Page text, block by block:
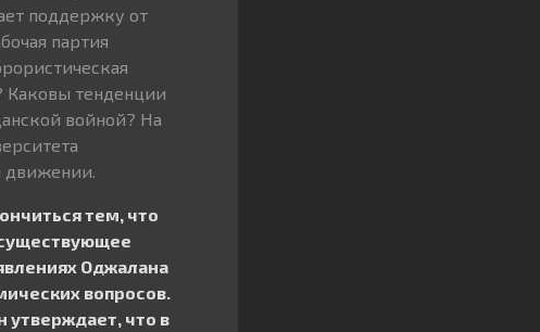
поддержку от
партия
Каковы тенденции
войной? На
движении.
тем, что
Оджалана
вопросов.
утверждает, что в